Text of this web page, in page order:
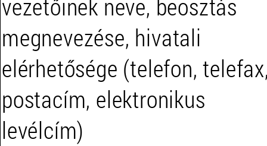
vezetőinek neve, beosztás
megnevezése, hivatali
elérhetősége (telefon,
postacím, elektronikus
levélcím)